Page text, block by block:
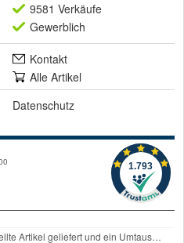
9581 Verkäufe
Gewerblich
Kontakt
Alle Artikel
Datenschutz